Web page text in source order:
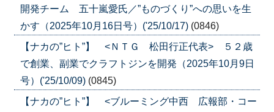
開発チーム 五十嵐愛氏／”ものづくり”への思いを生
かす（2025年10月16日号）('25/10/17) (0846)
【ナカの”ヒト”】 <ＮＴＧ 松田行正代表> ５２歳
で創業、副業でクラフトジンを開発（2025年10月9日
号）('25/10/09) (0845)
【ナカの”ヒト”】 <ブルーミング中西 広報部・コー